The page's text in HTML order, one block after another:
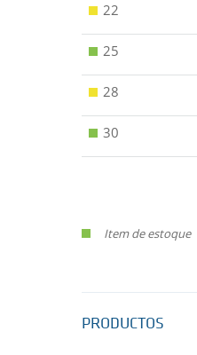
22
25
28
30
Item de estoque
PRODUCTOS